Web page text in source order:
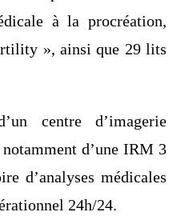
à la procréation,
», ainsi que 29 lits
centre d’imagerie
d’une IRM 3
d’analyses médicales
24h/24.